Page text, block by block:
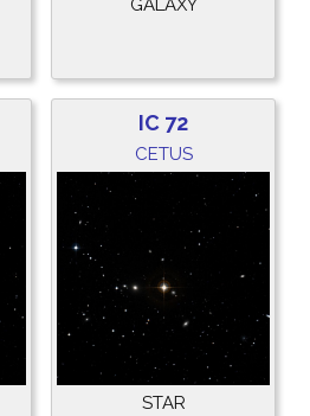
GALAXY
IC 72
CETUS
STAR